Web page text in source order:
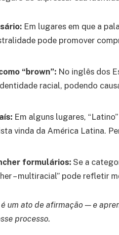
Em lugares em que a
pode promover
“brown”: No inglês dos
racial, podendo
Em alguns lugares,
vinda da América Latina.
formulários: Se a
– multiracial” pode refletir
um ato de afirmação — e
processo.